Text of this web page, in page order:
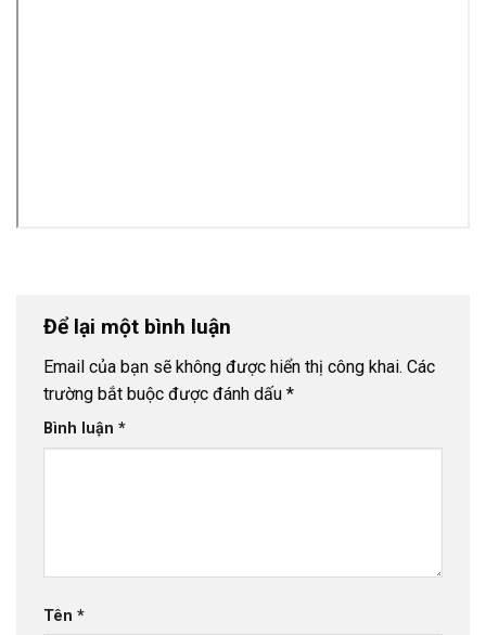
Để lại một bình luận
Email của bạn sẽ không được hiển thị công khai. Các
trường bắt buộc được đánh dấu *
Bình luận *
Tên *